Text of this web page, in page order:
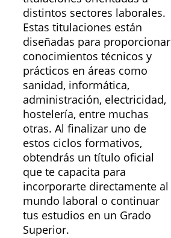
distintos sectores laborales.
Estas titulaciones están
diseñadas para proporcionar
conocimientos técnicos y
prácticos en áreas como
sanidad, informática,
administración, electricidad,
hostelería, entre muchas
otras. Al finalizar uno de
estos ciclos formativos,
obtendrás un título oficial
que te capacita para
incorporarte directamente al
mundo laboral o continuar
tus estudios en un Grado
Superior.